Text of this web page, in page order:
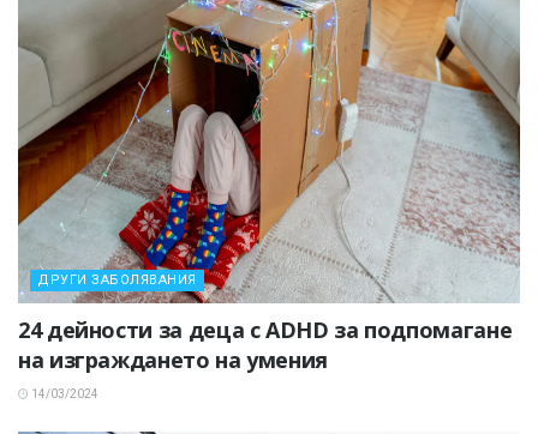
ДРУГИ ЗАБОЛЯВАНИЯ
24 дейности за деца с ADHD за подпомагане
на изграждането на умения
14/03/2024